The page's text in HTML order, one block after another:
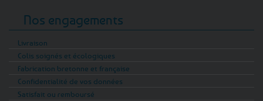
Nos engagements
Livraison
Colis soignés et écologiques
Fabrication bretonne et française
Confidentialité de vos données
Satisfait ou remboursé